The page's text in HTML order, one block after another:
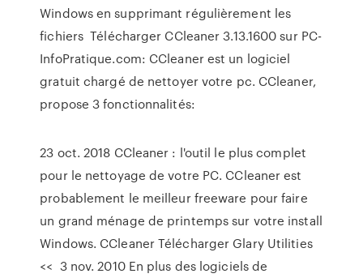
Windows en supprimant régulièrement les
fichiers Télécharger CCleaner 3.13.1600 sur PC-
InfoPratique.com: CCleaner est un logiciel
gratuit chargé de nettoyer votre pc. CCleaner,
propose 3 fonctionnalités:
23 oct. 2018 CCleaner : l'outil le plus complet
pour le nettoyage de votre PC. CCleaner est
probablement le meilleur freeware pour faire
un grand ménage de printemps sur votre install
Windows. CCleaner Télécharger Glary Utilities
<< 3 nov. 2010 En plus des logiciels de